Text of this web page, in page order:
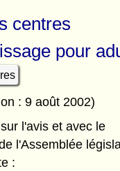
centres
pour
: 9 août 2002)
l'avis et avec le
l'Assemblée
: